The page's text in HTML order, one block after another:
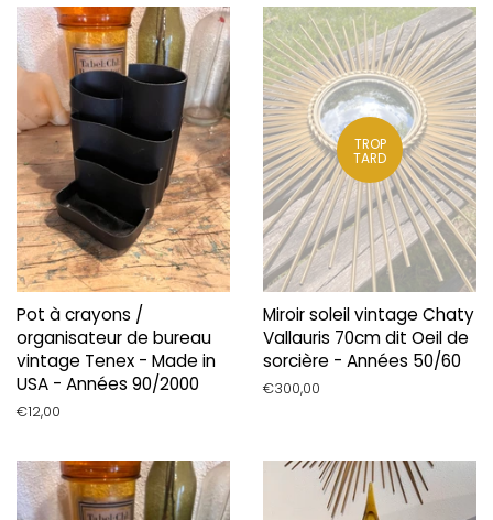
Pot à crayons /
organisateur de bureau
vintage Tenex - Made in
USA - Années 90/2000
Prix
€12,00
TROP
TARD
Miroir soleil vintage Chaty
Vallauris 70cm dit Oeil de
sorcière - Années 50/60
Prix
€300,00